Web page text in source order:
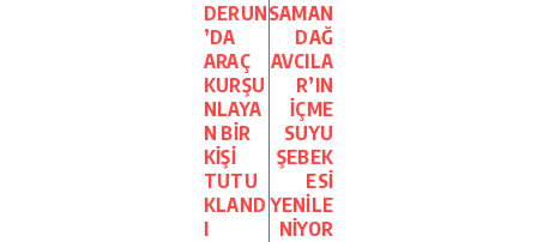
DERUN
’DA
ARAÇ
KURŞU
NLAYA
N BİR
KİŞİ
TUTU
KLAND
I
SAMAN
DAĞ
AVCILA
R’IN
İÇME
SUYU
ŞEBEK
ESİ
YENİLE
NİYOR